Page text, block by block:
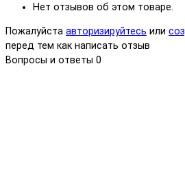
Нет отзывов об этом товаре.
Пожалуйста авторизируйтесь или
перед тем как написать отзыв
Вопросы и ответы 0